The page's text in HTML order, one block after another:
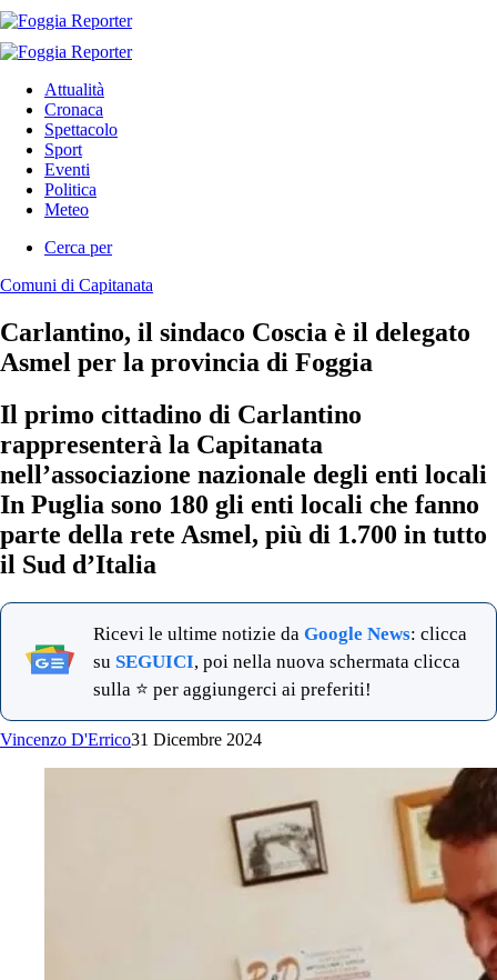
Attualità
Cronaca
Spettacolo
Sport
Eventi
Politica
Meteo
Cerca per
Comuni di Capitanata
Carlantino, il sindaco Coscia è il delegato
Asmel per la provincia di Foggia
Il primo cittadino di Carlantino
rappresenterà la Capitanata
nell’associazione nazionale degli enti locali
In Puglia sono 180 gli enti locali che fanno
parte della rete Asmel, più di 1.700 in tutto
il Sud d’Italia
Ricevi le ultime notizie da Google News: clicca
su SEGUICI, poi nella nuova schermata clicca
sulla ⭐ per aggiungerci ai preferiti!
Vincenzo D'Errico31 Dicembre 2024